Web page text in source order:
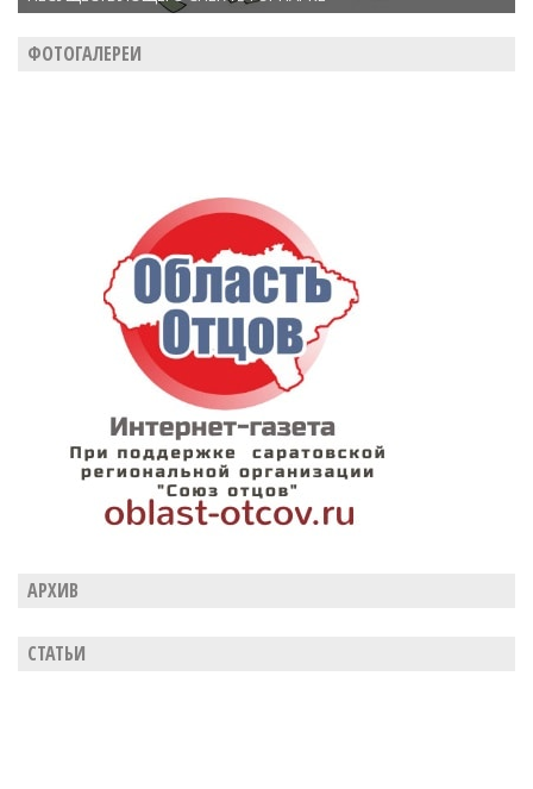
ФОТОГАЛЕРЕИ
АРХИВ
СТАТЬИ